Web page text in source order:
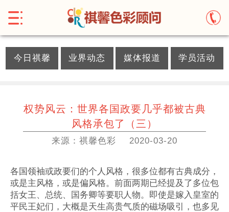
今日祺馨 业界动态 媒体报道 学员活动
权势风云：世界各国政要几乎都被古典
风格承包了（三）
来源：祺馨色彩 2020-03-20
各国领袖或政要们的个人风格，很多位都有古典成分，
或是主风格，或是偏风格。前面两期已经提及了多位包
括女王、总统、国务卿等要职人物。即使是嫁入皇室的
平民王妃们，大概是天生高贵气质的磁场吸引，也多见